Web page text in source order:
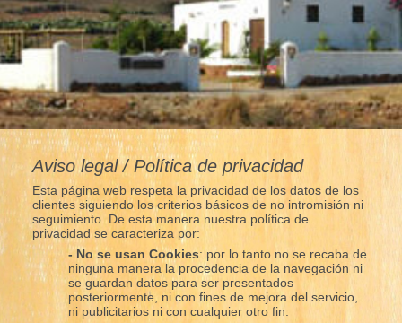
Aviso legal / Política de privacidad
Esta página web respeta la privacidad de los datos de los
clientes siguiendo los criterios básicos de no intromisión ni
seguimiento. De esta manera nuestra política de
privacidad se caracteriza por:
- No se usan Cookies: por lo tanto no se recaba de
ninguna manera la procedencia de la navegación ni
se guardan datos para ser presentados
posteriormente, ni con fines de mejora del servicio,
ni publicitarios ni con cualquier otro fin.